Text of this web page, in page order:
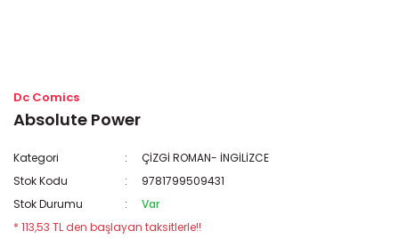
Dc Comics
Absolute Power
Kategori
ÇİZGİ ROMAN- İNGİLİZCE
Stok Kodu
9781799509431
Stok Durumu
Var
* 113,53 TL den başlayan taksitlerle!!